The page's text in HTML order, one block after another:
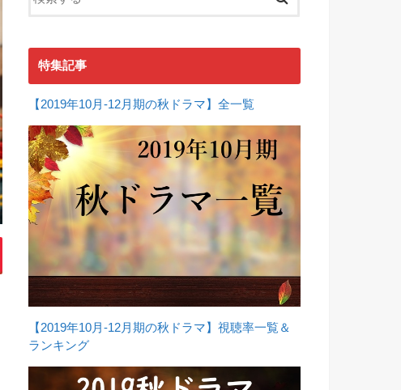
特集記事
【2019年10月-12月期の秋ドラマ】全一覧
【2019年10月-12月期の秋ドラマ】視聴率一覧＆
ランキング